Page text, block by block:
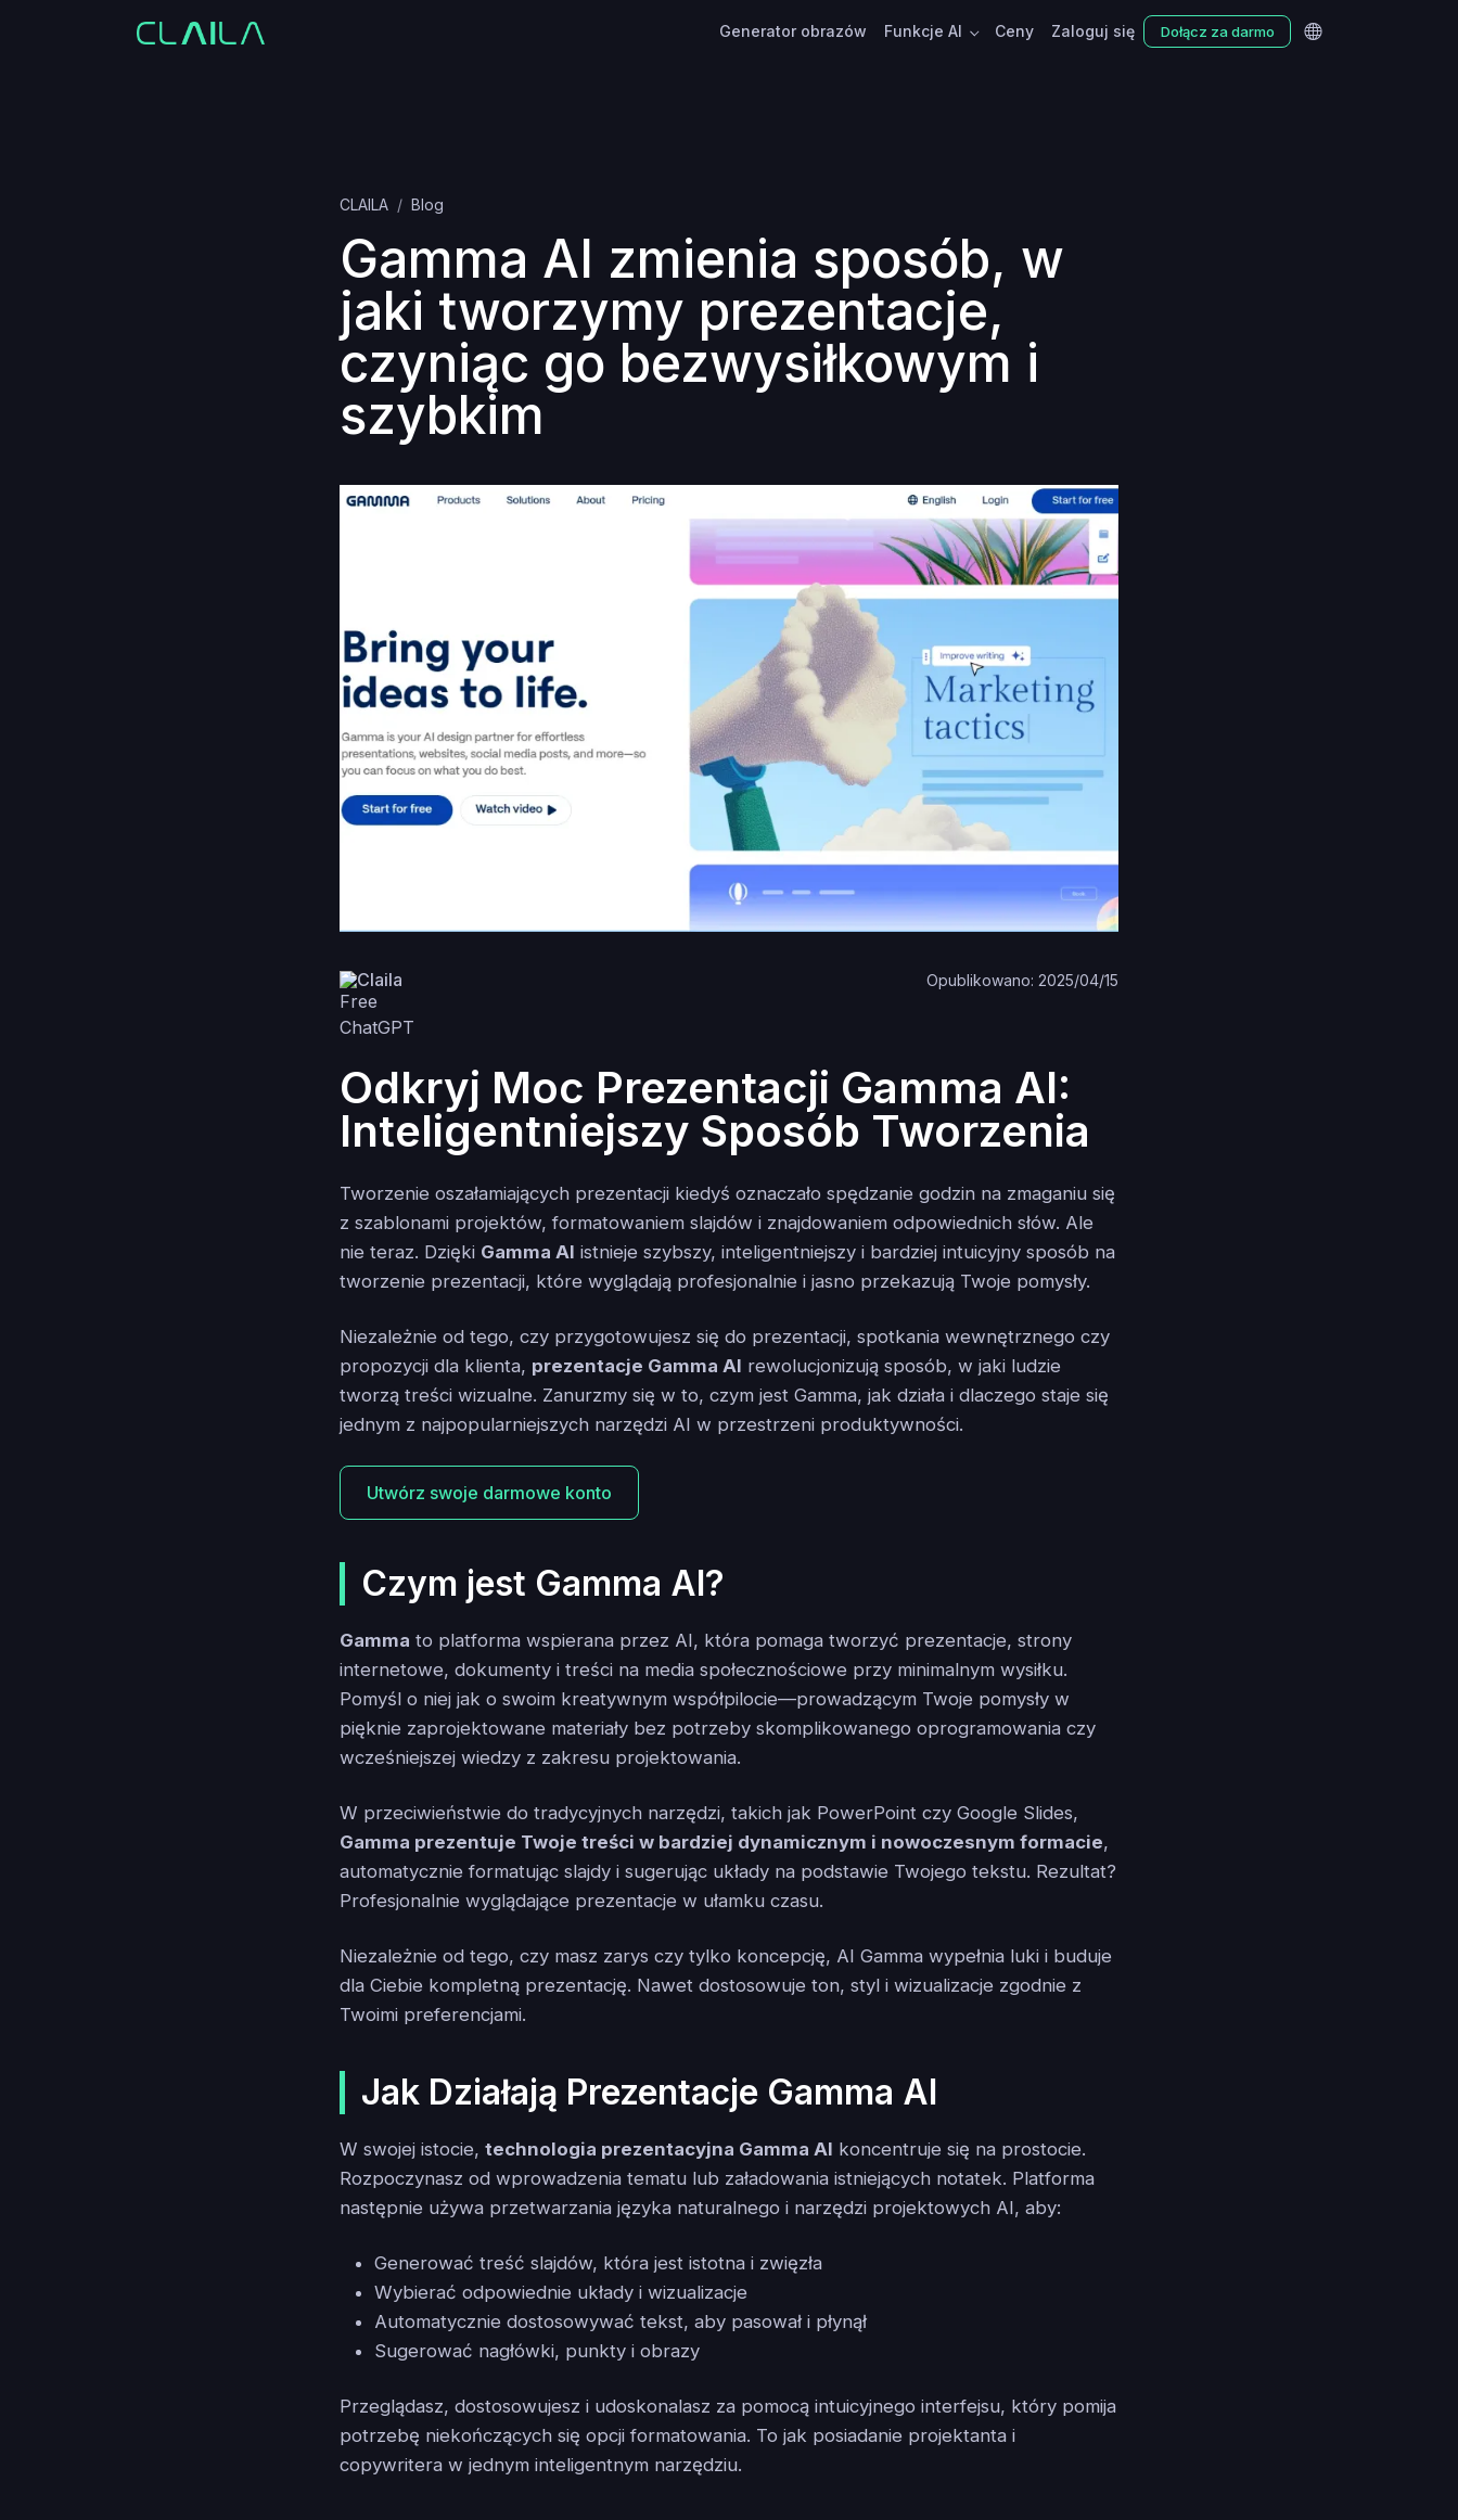
Generator obrazów Funkcje AI Ceny Zaloguj się Dołącz za darmo
CLAILA Blog
Gamma AI zmienia sposób, w
jaki tworzymy prezentacje,
czyniąc go bezwysiłkowym i
szybkim
Claila Opublikowano: 2025/04/15
Odkryj Moc Prezentacji Gamma AI:
Inteligentniejszy Sposób Tworzenia
Tworzenie oszałamiających prezentacji kiedyś oznaczało spędzanie godzin na zmaganiu się
z szablonami projektów, formatowaniem slajdów i znajdowaniem odpowiednich słów. Ale
nie teraz. Dzięki Gamma AI istnieje szybszy, inteligentniejszy i bardziej intuicyjny sposób na
tworzenie prezentacji, które wyglądają profesjonalnie i jasno przekazują Twoje pomysły.
Niezależnie od tego, czy przygotowujesz się do prezentacji, spotkania wewnętrznego czy
propozycji dla klienta, prezentacje Gamma AI rewolucjonizują sposób, w jaki ludzie
tworzą treści wizualne. Zanurzmy się w to, czym jest Gamma, jak działa i dlaczego staje się
jednym z najpopularniejszych narzędzi AI w przestrzeni produktywności.
Utwórz swoje darmowe konto
Czym jest Gamma AI?
Gamma to platforma wspierana przez AI, która pomaga tworzyć prezentacje, strony
internetowe, dokumenty i treści na media społecznościowe przy minimalnym wysiłku.
Pomyśl o niej jak o swoim kreatywnym współpilocie—prowadzącym Twoje pomysły w
pięknie zaprojektowane materiały bez potrzeby skomplikowanego oprogramowania czy
wcześniejszej wiedzy z zakresu projektowania.
W przeciwieństwie do tradycyjnych narzędzi, takich jak PowerPoint czy Google Slides,
Gamma prezentuje Twoje treści w bardziej dynamicznym i nowoczesnym formacie,
automatycznie formatując slajdy i sugerując układy na podstawie Twojego tekstu. Rezultat?
Profesjonalnie wyglądające prezentacje w ułamku czasu.
Niezależnie od tego, czy masz zarys czy tylko koncepcję, AI Gamma wypełnia luki i buduje
dla Ciebie kompletną prezentację. Nawet dostosowuje ton, styl i wizualizacje zgodnie z
Twoimi preferencjami.
Jak Działają Prezentacje Gamma AI
W swojej istocie,technologia prezentacyjna Gamma AI koncentruje się na prostocie.
Rozpoczynasz od wprowadzenia tematu lub załadowania istniejących notatek. Platforma
następnie używa przetwarzania języka naturalnego i narzędzi projektowych AI, aby:
Generować treść slajdów, która jest istotna i zwięzła
Wybierać odpowiednie układy i wizualizacje
Automatycznie dostosowywać tekst, aby pasował i płynął
Sugerować nagłówki, punkty i obrazy
Przeglądasz, dostosowujesz i udoskonalasz za pomocą intuicyjnego interfejsu, który pomija
potrzebę niekończących się opcji formatowania. To jak posiadanie projektanta i
copywritera w jednym inteligentnym narzędziu.